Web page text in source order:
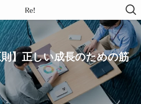
】正しい成長のための筋